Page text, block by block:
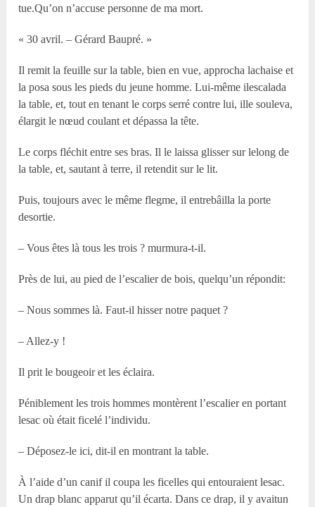
tue.Qu’on n’accuse personne de ma mort.
« 30 avril. – Gérard Baupré. »
Il remit la feuille sur la table, bien en vue, approcha lachaise et
la posa sous les pieds du jeune homme. Lui-même ilescalada
la table, et, tout en tenant le corps serré contre lui, ille souleva,
élargit le nœud coulant et dépassa la tête.
Le corps fléchit entre ses bras. Il le laissa glisser sur lelong de
la table, et, sautant à terre, il retendit sur le lit.
Puis, toujours avec le même flegme, il entrebâilla la porte
desortie.
– Vous êtes là tous les trois ? murmura-t-il.
Près de lui, au pied de l’escalier de bois, quelqu’un répondit:
– Nous sommes là. Faut-il hisser notre paquet ?
– Allez-y !
Il prit le bougeoir et les éclaira.
Péniblement les trois hommes montèrent l’escalier en portant
lesac où était ficelé l’individu.
– Déposez-le ici, dit-il en montrant la table.
À l’aide d’un canif il coupa les ficelles qui entouraient lesac.
Un drap blanc apparut qu’il écarta. Dans ce drap, il y avaitun